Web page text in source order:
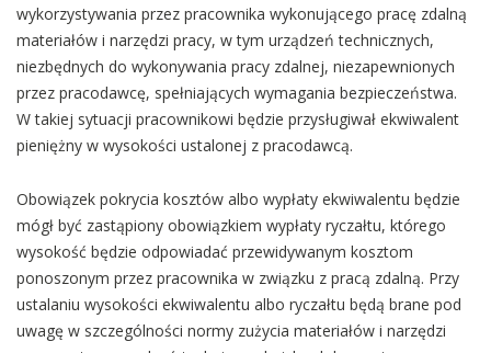
wykorzystywania przez pracownika wykonującego pracę zdalną
materiałów i narzędzi pracy, w tym urządzeń technicznych,
niezbędnych do wykonywania pracy zdalnej, niezapewnionych
przez pracodawcę, spełniających wymagania bezpieczeństwa.
W takiej sytuacji pracownikowi będzie przysługiwał ekwiwalent
pieniężny w wysokości ustalonej z pracodawcą.
Obowiązek pokrycia kosztów albo wypłaty ekwiwalentu będzie
mógł być zastąpiony obowiązkiem wypłaty ryczałtu, którego
wysokość będzie odpowiadać przewidywanym kosztom
ponoszonym przez pracownika w związku z pracą zdalną. Przy
ustalaniu wysokości ekwiwalentu albo ryczałtu będą brane pod
uwagę w szczególności normy zużycia materiałów i narzędzi